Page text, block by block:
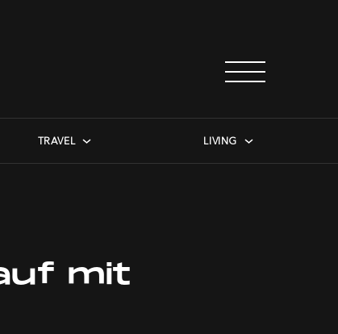
TRAVEL LIVING
mit